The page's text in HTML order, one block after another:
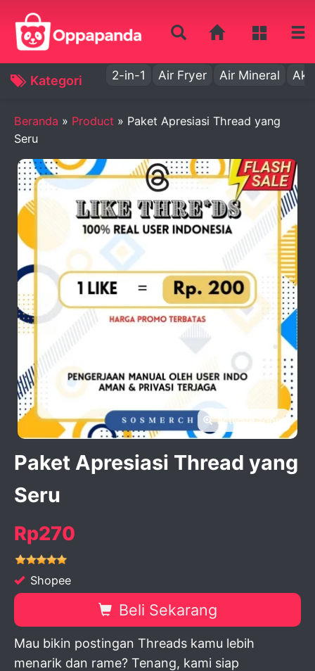
Kategori 2-in-1 Air Fryer Air Mineral Aki
Beranda » Product » Paket Apresiasi Thread yang
Seru
activate zoom
Paket Apresiasi Thread yang
Seru
Rp270
Shopee
Beli Sekarang
Mau bikin postingan Threads kamu lebih
menarik dan rame? Tenang, kami siap